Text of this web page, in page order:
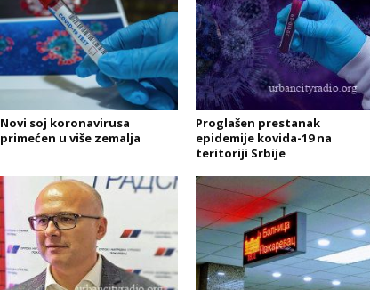
Novi soj koronavirusa
primećen u više zemalja
Proglašen prestanak
epidemije kovida-19 na
teritoriji Srbije